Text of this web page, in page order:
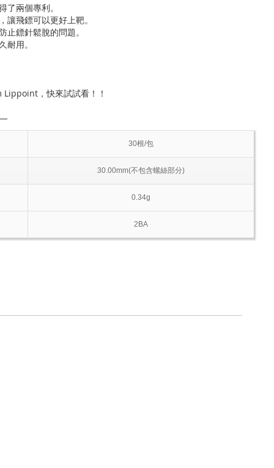
了兩個專利。
讓飛鏢可以更好上靶。
止鏢針鬆脫的問題。
耐用。
，快來試試看！！
―
30根/包
30.00mm(不包含螺絲部分)
0.34g
2BA